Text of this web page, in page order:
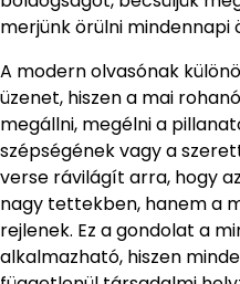
merjünk örülni mindennapi
A modern olvasónak
üzenet, hiszen a mai
megállni, megélni a
szépségének vagy a
verse rávilágít arra, hogy
nagy tettekben, hanem a
rejlenek. Ez a gondolat a
alkalmazható, hiszen